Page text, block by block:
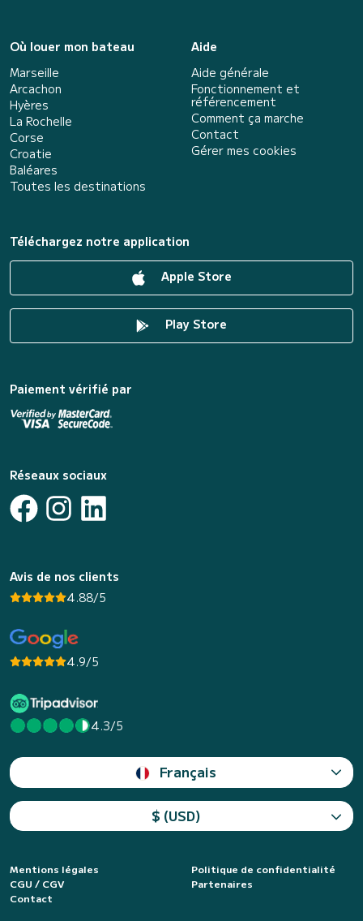
Où louer mon bateau
Marseille
Arcachon
Hyères
La Rochelle
Corse
Croatie
Baléares
Toutes les destinations
Aide
Aide générale
Fonctionnement et
référencement
Comment ça marche
Contact
Gérer mes cookies
Téléchargez notre application
Apple Store
Play Store
Paiement vérifié par
Réseaux sociaux
Avis de nos clients
4.88/5
4.9/5
4.3/5
Français
$ (USD)
Mentions légales
Politique de confidentialité
CGU / CGV
Partenaires
Contact